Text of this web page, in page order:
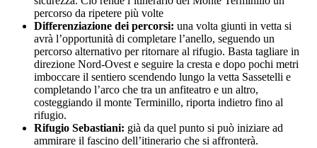
percorso da ripetere più volte
Differenziazione dei percorsi: una volta giunti in vetta si
avrà l’opportunità di completare l’anello, seguendo un
percorso alternativo per ritornare al rifugio. Basta tagliare in
direzione Nord-Ovest e seguire la cresta e dopo pochi metri
imboccare il sentiero scendendo lungo la vetta Sassetelli e
completando l’arco che tra un anfiteatro e un altro,
costeggiando il monte Terminillo, riporta indietro fino al
rifugio.
Rifugio Sebastiani: già da quel punto si può iniziare ad
ammirare il fascino dell’itinerario che si affronterà.